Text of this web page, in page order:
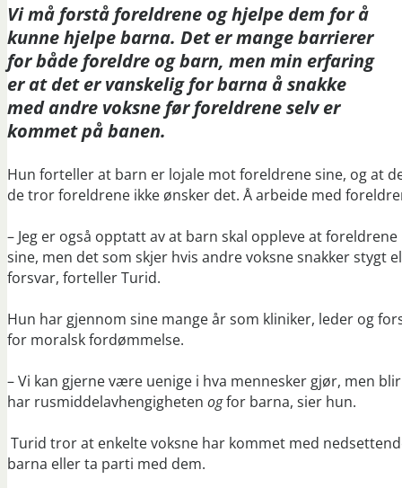
Vi må forstå foreldrene og hjelpe dem for å
kunne hjelpe barna. Det er mange barrierer
for både foreldre og barn, men min erfaring
er at det er vanskelig for barna å snakke
med andre voksne før foreldrene selv er
kommet på banen.
Hun forteller at barn er lojale mot foreldrene sine, og at
de tror foreldrene ikke ønsker det. Å arbeide med
– Jeg er også opptatt av at barn skal oppleve at
sine, men det som skjer hvis andre voksne snakker
forsvar, forteller Turid.
Hun har gjennom sine mange år som kliniker, leder og
for moralsk fordømmelse.
– Vi kan gjerne være uenige i hva mennesker gjør, men
har rusmiddelavhengigheten ogfor barna, sier hun.
Turid tror at enkelte voksne har kommet med
barna eller ta parti med dem.